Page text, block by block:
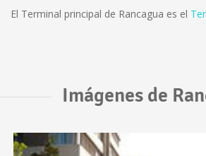
El Terminal principal de Rancagua es el
Imágenes de